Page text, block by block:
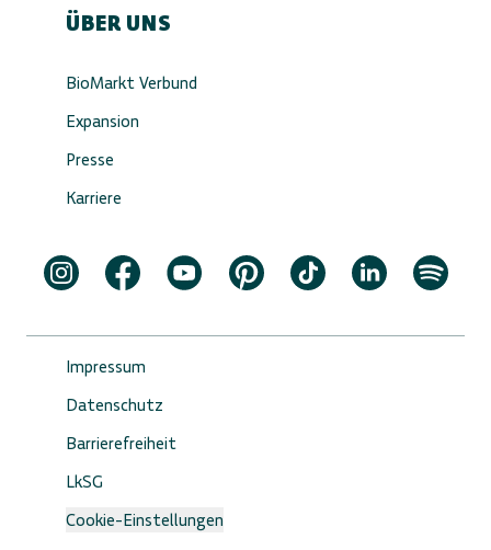
ÜBER UNS
BioMarkt Verbund
Expansion
Presse
Karriere
Impressum
Datenschutz
Barrierefreiheit
LkSG
Cookie-Einstellungen